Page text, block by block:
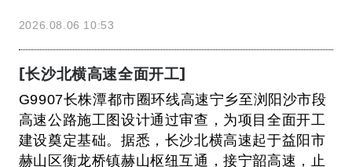
2026.08.06 10:53
[长沙北横高速全面开工]
G9907长株潭都市圈环线高速宁乡至浏阳沙市段
高速公路施工图设计通过审查，为项目全面开工
建设奠定基础。据悉，长沙北横高速起于益阳市
赫山区衡龙桥镇赫山枢纽互通，接宁韶高速，止